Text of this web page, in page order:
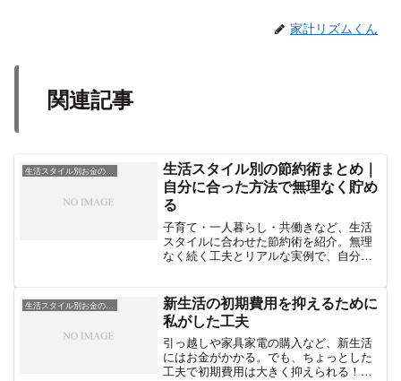
家計リズムくん
関連記事
生活スタイル別お金の工夫
生活スタイル別の節約術まとめ｜
自分に合った方法で無理なく貯め
る
子育て・一人暮らし・共働きなど、生活
スタイルに合わせた節約術を紹介。無理
なく続く工夫とリアルな実例で、自分に
生活スタイル別お金の工夫
新生活の初期費用を抑えるために
私がした工夫
引っ越しや家具家電の購入など、新生活
にはお金がかかる。でも、ちょっとした
工夫で初期費用は大きく抑えられる！私